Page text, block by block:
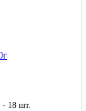
- 18 шт.